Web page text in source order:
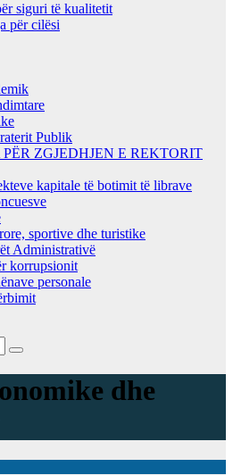
siguri të kualitetit
për cilësi
Publik
ZGJEDHJEN E REKTORIT
kapitale të botimit të librave
sportive dhe turistike
Administrativë
korrupsionit
personale
dhe